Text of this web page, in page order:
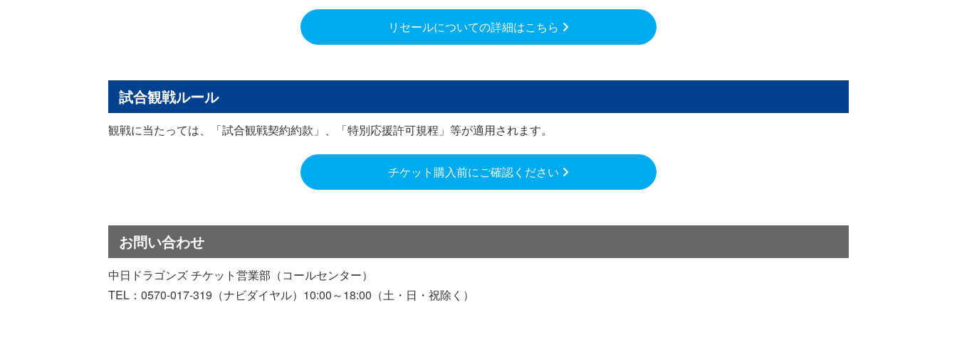
リセールについての詳細はこちら
試合観戦ルール
観戦に当たっては、「試合観戦契約約款」、「特別応援許可規程」等が適用されます。
チケット購入前にご確認ください
お問い合わせ
中日ドラゴンズ チケット営業部（コールセンター）
TEL：0570-017-319（ナビダイヤル）10:00～18:00（土・日・祝除く）